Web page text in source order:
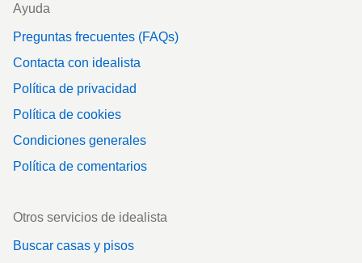
Ayuda
Preguntas frecuentes (FAQs)
Contacta con idealista
Política de privacidad
Política de cookies
Condiciones generales
Política de comentarios
Otros servicios de idealista
Buscar casas y pisos